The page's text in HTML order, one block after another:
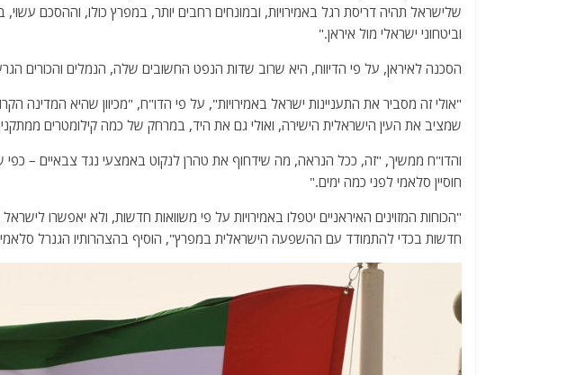
שלישראל תהיה דריסת רגל באמירויות, ובמונחים רחבים יותר, במפרץ כולו, וההסכם
וביטחוני ישראלי מול איראן."
הסכנה לאיראן, על פי הדיווח, היא שרוב שדות הנפט החשובים שלה, הנמלים והכורים
"אולי זה מסביר את התעניינות ישראל באמירויות", על פי הדו"ח, "מכיוון שהיא המדינה
שמציב את העין הישראלית הישירה, ואולי גם את היד, במרחק של כמה קילומטרים
והדו"ח ממשיך, "זה, ככל הנראה, מה שידחוף את טהרן לנקוט באמצעי נגד צבאיים –
חוסיין סלאמי לפני כמה ימים."
"הכוחות המזוינים האיראניים יטפלו באמירויות על פי משוואות חדשות, ולא יאפשרו
חדשות בכדי להתמודד עם ההשפעה הישראלית במפרץ", הוסיף בהצהרותיו הגנרל